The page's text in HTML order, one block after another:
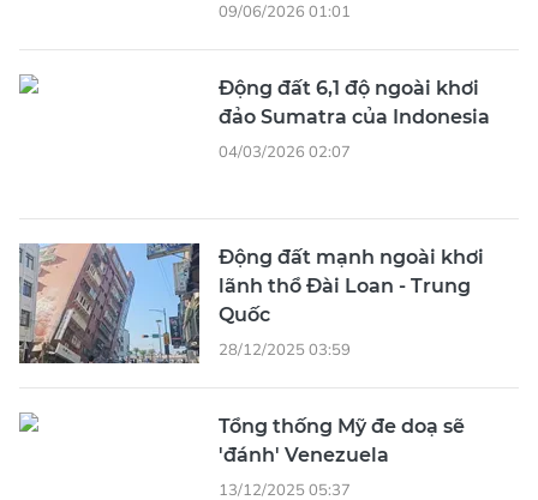
09/06/2026 01:01
Động đất 6,1 độ ngoài khơi
đảo Sumatra của Indonesia
04/03/2026 02:07
Động đất mạnh ngoài khơi
lãnh thổ Đài Loan - Trung
Quốc
28/12/2025 03:59
Tổng thống Mỹ đe doạ sẽ
'đánh' Venezuela
13/12/2025 05:37